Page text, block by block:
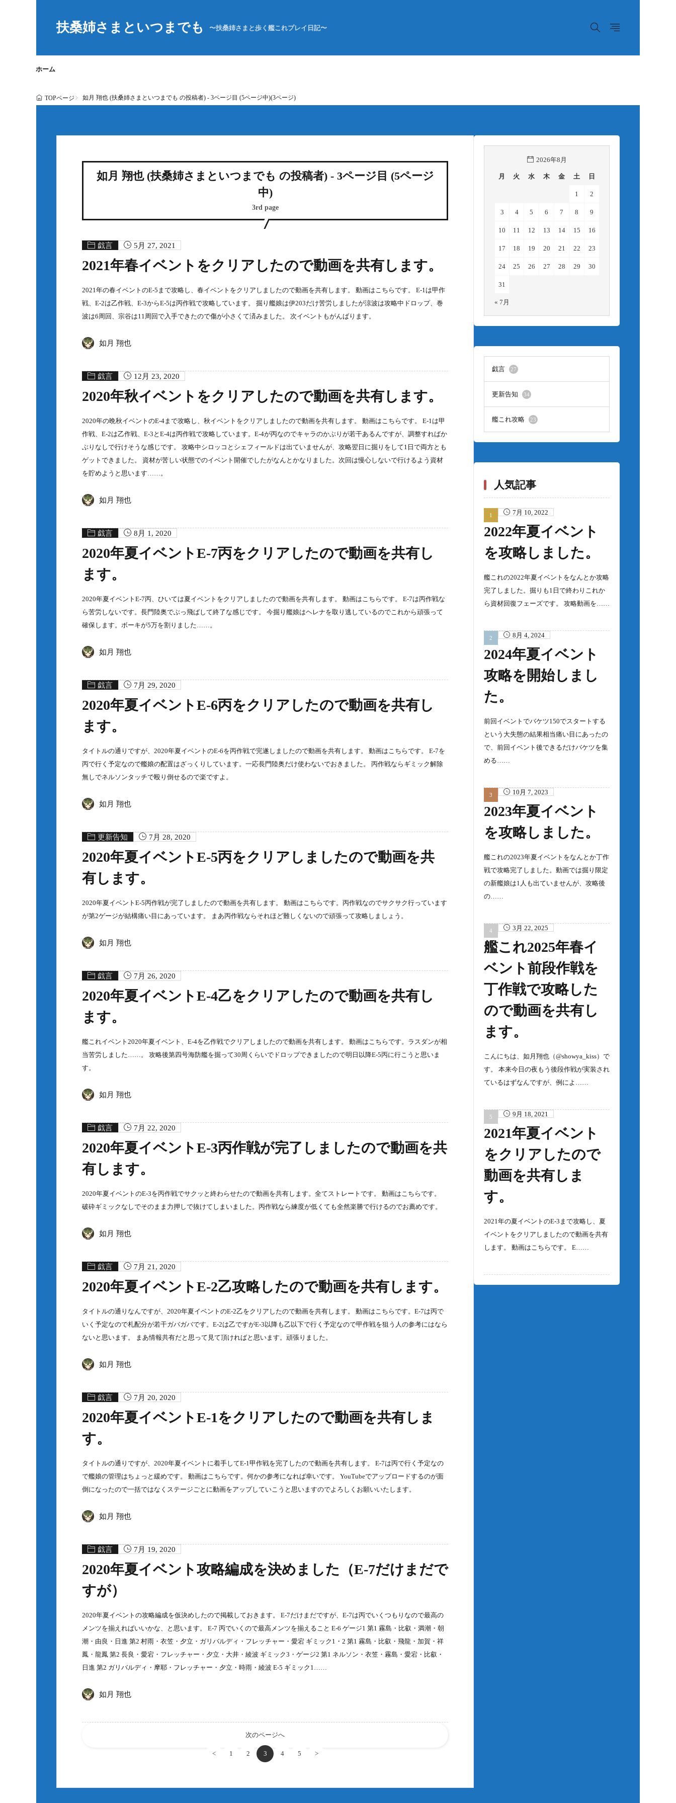
扶桑姉さまといつまでも 〜扶桑姉さまと歩く艦これプレイ日記〜
ホーム
TOPページ 如月 翔也 (扶桑姉さまといつまでも の投稿者) - 3ページ目 (5ページ中)(3ページ)
如月 翔也 (扶桑姉さまといつまでも の投稿者) - 3ページ目 (5ページ
中)
3rd page
戯言 5月 27, 2021
2021年春イベントをクリアしたので動画を共有します。
2021年の春イベントのE-5まで攻略し、春イベントをクリアしましたので動画を共有します。 動画はこちらです。 E-1は甲作
戦、E-2は乙作戦、E-3からE-5は丙作戦で攻略しています。 掘り艦娘は伊203だけ苦労しましたが涼波は攻略中ドロップ、巻
波は6周回、宗谷は11周回で入手できたので傷が小さくて済みました。 次イベントもがんばります。
如月 翔也
戯言 12月 23, 2020
2020年秋イベントをクリアしたので動画を共有します。
2020年の晩秋イベントのE-4まで攻略し、秋イベントをクリアしましたので動画を共有します。 動画はこちらです。 E-1は甲
作戦、E-2は乙作戦、E-3とE-4は丙作戦で攻略しています。E-4が丙なのでキャラのかぶりが若干あるんですが、調整すればか
ぶりなしで行けそうな感じです。 攻略中シロッコとシェフィールドは出ていませんが、攻略翌日に掘りをして1日で両方とも
ゲットできました。 資材が苦しい状態でのイベント開催でしたがなんとかなりました。次回は慢心しないで行けるよう資材
を貯めようと思います……。
如月 翔也
戯言 8月 1, 2020
2020年夏イベントE-7丙をクリアしたので動画を共有し
ます。
2020年夏イベントE-7丙、ひいては夏イベントをクリアしましたので動画を共有します。 動画はこちらです。 E-7は丙作戦な
ら苦労しないです。長門陸奥でぶっ飛ばして終了な感じです。 今掘り艦娘はヘレナを取り逃しているのでこれから頑張って
確保します。ボーキが5万を割りました……。
如月 翔也
戯言 7月 29, 2020
2020年夏イベントE-6丙をクリアしたので動画を共有し
ます。
タイトルの通りですが、2020年夏イベントのE-6を丙作戦で完遂しましたので動画を共有します。 動画はこちらです。 E-7を
丙で行く予定なので艦娘の配置はざっくりしています。一応長門陸奥だけ使わないでおきました。 丙作戦ならギミック解除
無しでネルソンタッチで殴り倒せるので楽ですよ。
如月 翔也
更新告知 7月 28, 2020
2020年夏イベントE-5丙をクリアしましたので動画を共
有します。
2020年夏イベントE-5丙作戦が完了しましたので動画を共有します。 動画はこちらです。丙作戦なのでサクサク行っています
が第2ゲージが結構痛い目にあっています。 まあ丙作戦ならそれほど難しくないので頑張って攻略しましょう。
如月 翔也
戯言 7月 26, 2020
2020年夏イベントE-4乙をクリアしたので動画を共有し
ます。
艦これイベント2020年夏イベント、E-4を乙作戦でクリアしましたので動画を共有します。 動画はこちらです。ラスダンが相
当苦労しました……。 攻略後第四号海防艦を掘って30周くらいでドロップできましたので明日以降E-5丙に行こうと思いま
す。
如月 翔也
戯言 7月 22, 2020
2020年夏イベントE-3丙作戦が完了しましたので動画を共
有します。
2020年夏イベントのE-3を丙作戦でサクッと終わらせたので動画を共有します。全てストレートです。 動画はこちらです。
破砕ギミックなしでそのまま力押しで抜けてしまいました。丙作戦なら練度が低くても全然楽勝で行けるのでお薦めです。
如月 翔也
戯言 7月 21, 2020
2020年夏イベントE-2乙攻略したので動画を共有します。
タイトルの通りなんですが、2020年夏イベントのE-2乙をクリアしたので動画を共有します。 動画はこちらです。E-7は丙で
いく予定なので札配分が若干ガバガバです。E-2は乙ですがE-3以降も乙以下で行く予定なので甲作戦を狙う人の参考にはなら
ないと思います。 まあ情報共有だと思って見て頂ければと思います。頑張りました。
如月 翔也
戯言 7月 20, 2020
2020年夏イベントE-1をクリアしたので動画を共有しま
す。
タイトルの通りですが、2020年夏イベントに着手してE-1甲作戦を完了したので動画を共有します。 E-7は丙で行く予定なの
で艦娘の管理はちょっと緩めです。 動画はこちらです。何かの参考になれば幸いです。 YouTubeでアップロードするのが面
倒になったので一括ではなくステージごとに動画をアップしていこうと思いますのでよろしくお願いいたします。
如月 翔也
戯言 7月 19, 2020
2020年夏イベント攻略編成を決めました（E-7だけまだで
すが）
2020年夏イベントの攻略編成を仮決めしたので掲載しておきます。 E-7だけまだですが、E-7は丙でいくつもりなので最高の
メンツを揃えればいいかな、と思います。 E-7 丙でいくので最高メンツを揃えること E-6 ゲージ1 第1 霧島・比叡・満潮・朝
潮・由良・日進 第2 村雨・衣笠・夕立・ガリバルディ・フレッチャー・愛宕 ギミック1・2 第1 霧島・比叡・飛龍・加賀・祥
鳳・龍鳳 第2 長良・愛宕・フレッチャー・夕立・大井・綾波 ギミック3・ゲージ2 第1 ネルソン・衣笠・霧島・愛宕・比叡・
日進 第2 ガリバルディ・摩耶・フレッチャー・夕立・時雨・綾波 E-5 ギミック1……
如月 翔也
次のページへ
< 1 2 3 4 5 >
2026年8月
月 火 水 木 金 土 日
1 2
3 4 5 6 7 8 9
10 11 12 13 14 15 16
17 18 19 20 21 22 23
24 25 26 27 28 29 30
31
« 7月
戯言 27
更新告知 34
艦これ攻略 23
人気記事
7月 10, 2022
2022年夏イベント
を攻略しました。
艦これの2022年夏イベントをなんとか攻略
完了しました。掘りも1日で終わりこれか
ら資材回復フェーズです。 攻略動画を……
8月 4, 2024
2024年夏イベント
攻略を開始しまし
た。
前回イベントでバケツ150でスタートする
という大失態の結果相当痛い目にあったの
で、前回イベント後できるだけバケツを集
める……
10月 7, 2023
2023年夏イベント
を攻略しました。
艦これの2023年夏イベントをなんとか丁作
戦で攻略完了しました。動画では掘り限定
の新艦娘は1人も出ていませんが、攻略後
の……
3月 22, 2025
艦これ2025年春イ
ベント前段作戦を
丁作戦で攻略した
ので動画を共有し
ます。
こんにちは、如月翔也（@showya_kiss）で
す。 本来今日の夜もう後段作戦が実装され
ているはずなんですが、例によ……
9月 18, 2021
2021年夏イベント
をクリアしたので
動画を共有しま
す。
2021年の夏イベントのE-3まで攻略し、夏
イベントをクリアしましたので動画を共有
します。 動画はこちらです。 E……